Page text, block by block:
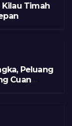
Timah
Peluang
Cuan